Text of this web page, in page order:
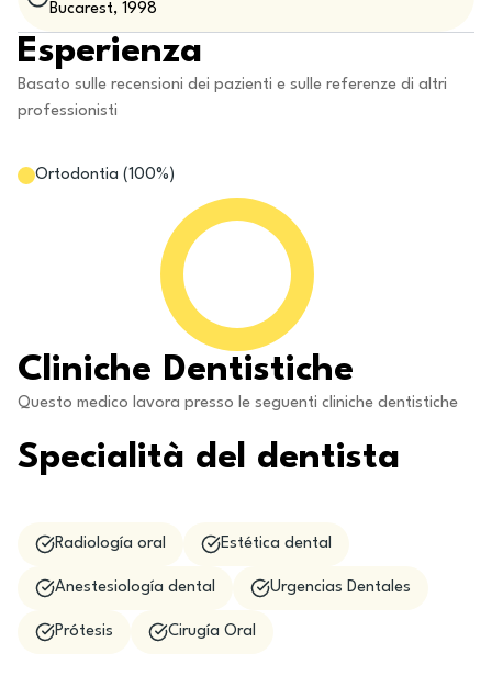
Bucarest, 1998
Esperienza
Basato sulle recensioni dei pazienti e sulle referenze di altri
professionisti
Ortodontia (100%)
Cliniche Dentistiche
Questo medico lavora presso le seguenti cliniche dentistiche
Specialità del dentista
Radiología oral Estética dental
Anestesiología dental Urgencias Dentales
Prótesis Cirugía Oral